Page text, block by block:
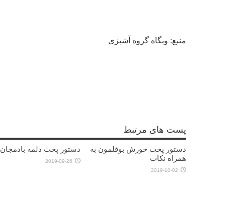
منبع: وبگاه گروه آشپزی
پست های مرتبط
دستور پخت خورش بوقلمون به
همراه نکات
2019-10-02
دستور پخت دلمه بادمجان
2019-09-26